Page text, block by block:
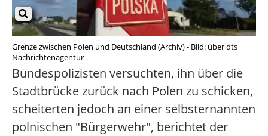
Grenze zwischen Polen und Deutschland (Archiv) - Bild: über dts
Nachrichtenagentur
Bundespolizisten versuchten, ihn über die
Stadtbrücke zurück nach Polen zu schicken,
scheiterten jedoch an einer selbsternannten
polnischen "Bürgerwehr", berichtet der